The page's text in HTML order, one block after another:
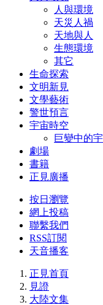
人與環境
天災人禍
天地與人
生態環境
其它
生命探索
文明新見
文學藝術
警世預言
宇宙時空
巨變中的
劇場
書籍
正見廣播
按日瀏覽
網上投稿
聯繫我們
RSS訂閱
天音播客
正見首頁
見證
大陸文集